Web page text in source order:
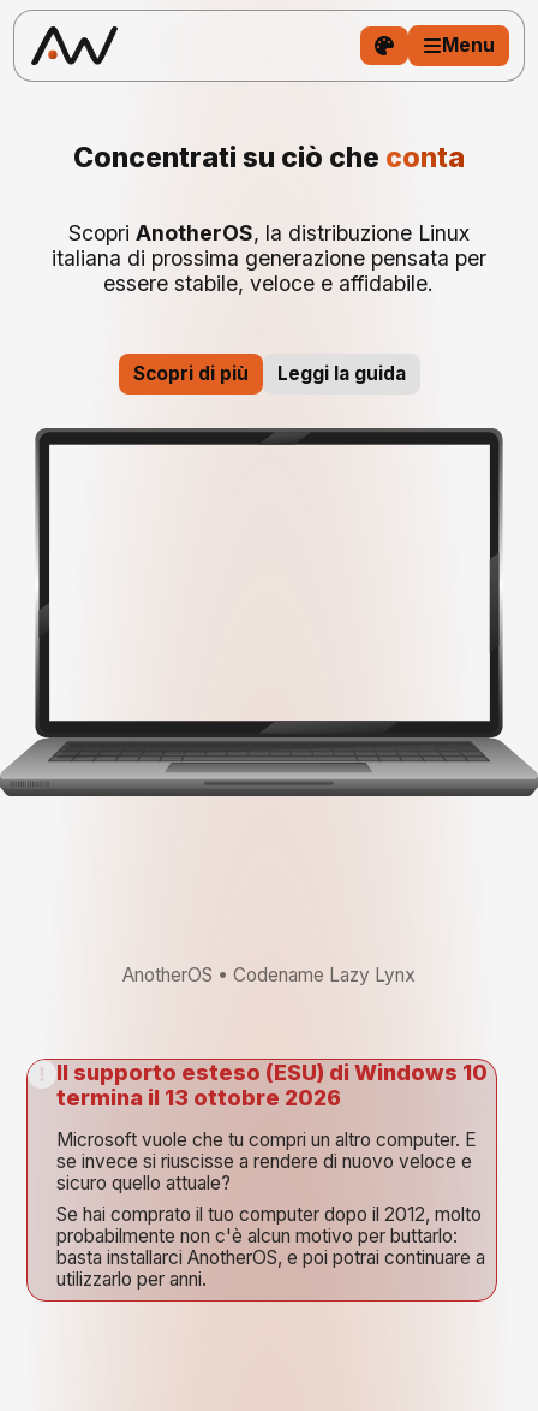
Menu
Concentrati su ciò che conta
Scopri AnotherOS, la distribuzione Linux
italiana di prossima generazione pensata per
essere stabile, veloce e affidabile.
Scopri di più Leggi la guida
AnotherOS • Codename Lazy Lynx
Il supporto esteso (ESU) di Windows 10
termina il 13 ottobre 2026
Microsoft vuole che tu compri un altro computer. E
se invece si riuscisse a rendere di nuovo veloce e
sicuro quello attuale?
Se hai comprato il tuo computer dopo il 2012, molto
probabilmente non c'è alcun motivo per buttarlo:
basta installarci AnotherOS, e poi potrai continuare a
utilizzarlo per anni.